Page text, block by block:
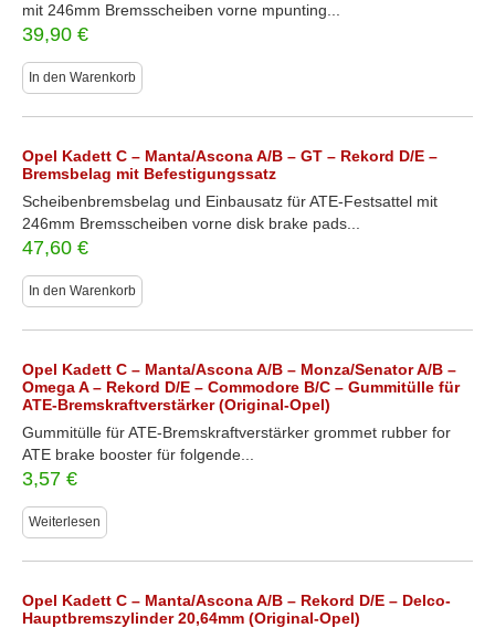
mit 246mm Bremsscheiben vorne mpunting...
39,90 €
In den Warenkorb
Opel Kadett C – Manta/Ascona A/B – GT – Rekord D/E –
Bremsbelag mit Befestigungssatz
Scheibenbremsbelag und Einbausatz für ATE-Festsattel mit
246mm Bremsscheiben vorne disk brake pads...
47,60 €
In den Warenkorb
Opel Kadett C – Manta/Ascona A/B – Monza/Senator A/B –
Omega A – Rekord D/E – Commodore B/C – Gummitülle für
ATE-Bremskraftverstärker (Original-Opel)
Gummitülle für ATE-Bremskraftverstärker grommet rubber for
ATE brake booster für folgende...
3,57 €
Weiterlesen
Opel Kadett C – Manta/Ascona A/B – Rekord D/E – Delco-
Hauptbremszylinder 20,64mm (Original-Opel)